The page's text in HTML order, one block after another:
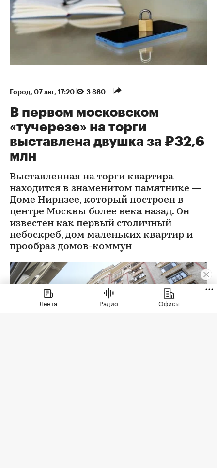
Город 07 авг, 17:20 3 880
В первом московском
«тучерезе» на торги
выставлена двушка за ₽32,6
млн
Выставленная на торги квартира
находится в знаменитом памятнике —
Доме Нирнзее, который построен в
центре Москвы более века назад. Он
известен как первый столичный
небоскреб, дом маленьких квартир и
прообраз домов-коммун
Лента Радио Офисы